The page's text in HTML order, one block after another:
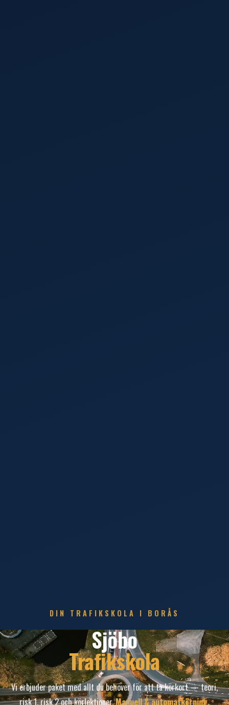
DIN TRAFIKSKOLA I BORÅS
Sjöbo
Trafikskola
Vi erbjuder paket med allt du behöver för att ta körkort — teori,
risk 1, risk 2 och körlektioner.Manuell & automatkörning.